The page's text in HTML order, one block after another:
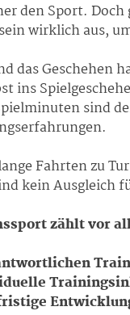
den Sport.
wirklich aus,
das Geschehen
ins
sind
Fahrten zu
kein Ausgleich
zählt vor